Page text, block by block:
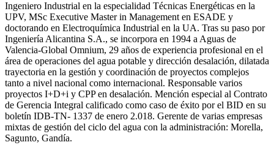
Ingeniero Industrial en la especialidad Técnicas Energéticas en la
UPV, MSc Executive Master in Management en ESADE y
doctorando en Electroquímica Industrial en la UA. Tras su paso por
Ingeniería Alicantina S.A., se incorpora en 1994 a Aguas de
Valencia-Global Omnium, 29 años de experiencia profesional en el
área de operaciones del agua potable y dirección desalación, dilatada
trayectoria en la gestión y coordinación de proyectos complejos
tanto a nivel nacional como internacional. Responsable varios
proyectos I+D+i y CPP en desalación. Mención especial al Contrato
de Gerencia Integral calificado como caso de éxito por el BID en su
boletín IDB-TN- 1337 de enero 2.018. Gerente de varias empresas
mixtas de gestión del ciclo del agua con la administración: Morella,
Sagunto, Gandía.